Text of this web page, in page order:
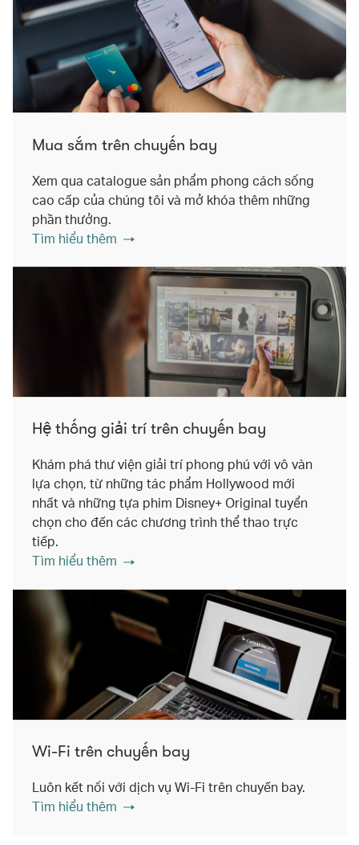
Mua sắm trên chuyến bay
Xem qua catalogue sản phẩm phong cách sống
cao cấp của chúng tôi và mở khóa thêm những
phần thưởng.
Tìm hiểu thêm
Hệ thống giải trí trên chuyến bay
Khám phá thư viện giải trí phong phú với vô vàn
lựa chọn, từ những tác phẩm Hollywood mới
nhất và những tựa phim Disney+ Original tuyển
chọn cho đến các chương trình thể thao trực
tiếp.
Tìm hiểu thêm
Wi-Fi trên chuyến bay
Luôn kết nối với dịch vụ Wi-Fi trên chuyến bay.
Tìm hiểu thêm